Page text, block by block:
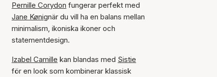
Pernille Corydon fungerar perfekt med
Jane Kønignär du vill ha en balans mellan
minimalism, ikoniska ikoner och
statementdesign.
Izabel Camille kan blandas med Sistie
för en look som kombinerar klassisk